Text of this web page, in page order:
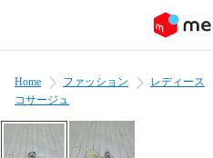
Home ファッション レディース
コサージュ